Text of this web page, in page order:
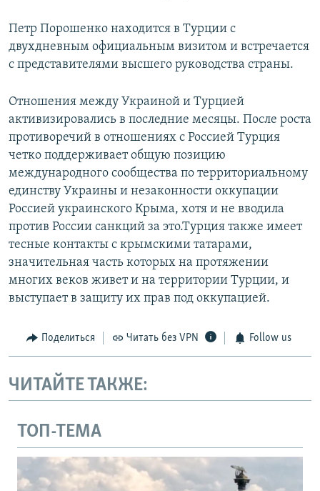
Петр Порошенко находится в Турции с
двухдневным официальным визитом и встречается
с представителями высшего руководства страны.
Отношения между Украиной и Турцией
активизировались в последние месяцы. После роста
противоречий в отношениях с Россией Турция
четко поддерживает общую позицию
международного сообщества по территориальному
единству Украины и незаконности оккупации
Россией украинского Крыма, хотя и не вводила
против России санкций за это.Турция также имеет
тесные контакты с крымскими татарами,
значительная часть которых на протяжении
многих веков живет и на территории Турции, и
выступает в защиту их прав под оккупацией.
Поделиться Читать без VPN Follow us
ЧИТАЙТЕ ТАКЖЕ:
ТОП-ТЕМА